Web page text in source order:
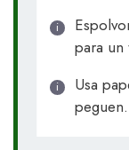
para un
Usa
peguen.